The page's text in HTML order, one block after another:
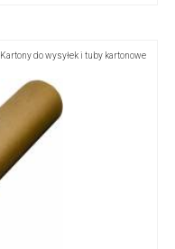
Kartony do wysyłek i tuby kartonowe